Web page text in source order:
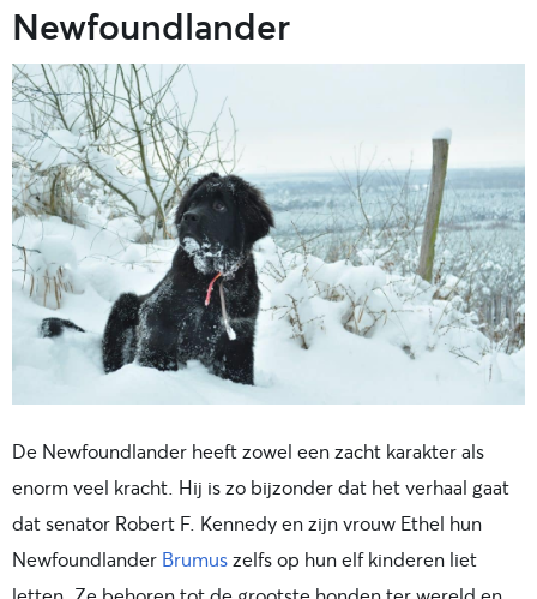
Newfoundlander
De Newfoundlander heeft zowel een zacht karakter als
enorm veel kracht. Hij is zo bijzonder dat het verhaal gaat
dat senator Robert F. Kennedy en zijn vrouw Ethel hun
Newfoundlander Brumuszelfs op hun elf kinderen liet